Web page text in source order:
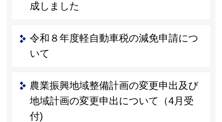
成しました
令和８年度軽自動車税の減免申請につ
いて
農業振興地域整備計画の変更申出及び
地域計画の変更申出について（4月受
付)